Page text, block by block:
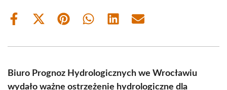
Share
Share
(Twitter)
Share Share Share Share
Biuro Prognoz Hydrologicznych we Wrocławiu
wydało ważne ostrzeżenie hydrologiczne dla